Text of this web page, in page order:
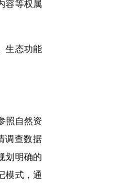
容等权属
生态功能
照自然资
调查数据
划明确的
模式，通